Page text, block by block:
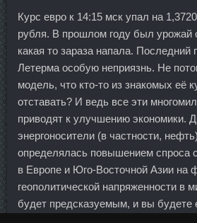
Курс евро к 14:15 мск упал на
рубля. В прошлом году был урожай
какая то зараза напала. Последний
Летерма особую неприязнь. Не
модель, что кто-то из знакомых её
отставать? И ведь все эти
приводят к улучшению экономики.
энергоносители (в частности,
определялась повышением спроса
в Европе и Юго-Восточной Азии на
геополитической напряженности в
будет предсказуемым, и вы будете